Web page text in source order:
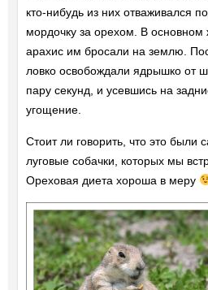
кто-нибудь из них отваживался
мордочку за орехом. В основном
арахис им бросали на землю.
ловко освобождали ядрышко от
пару секунд, и усевшись на
угощение.
Стоит ли говорить, что это были
луговые собачки, которых мы
Ореховая диета хороша в меру